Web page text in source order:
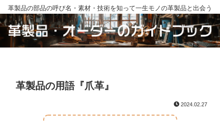
革製品の部品の呼び名・素材・技術を知って一生モノの革製品と出会う
革製品の用語『爪革』
2024.02.27